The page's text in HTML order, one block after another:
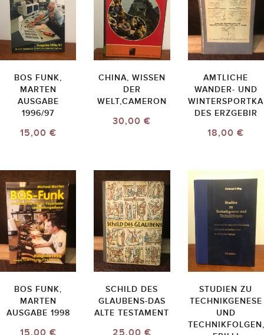
BOS FUNK,
MARTEN
AUSGABE
1996/97
15,00 €
CHINA, WISSEN
DER
WELT,CAMERON
30,00 €
AMTLICHE
WANDER- UND
DES ERZGEBIR
18,00 €
BOS FUNK,
MARTEN
AUSGABE 1998
SCHILD DES
GLAUBENS-DAS
ALTE TESTAMENT
STUDIEN ZU
TECHNIKGENESE
UND
TECHNIKFOLGEN,